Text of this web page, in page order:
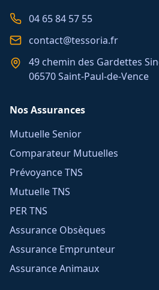
04 65 84 57 55
contact@tessoria.fr
49 chemin des Gardettes
06570 Saint-Paul-de-Vence
Nos Assurances
Mutuelle Senior
Comparateur Mutuelles
Prévoyance TNS
Mutuelle TNS
PER TNS
Assurance Obsèques
Assurance Emprunteur
Assurance Animaux